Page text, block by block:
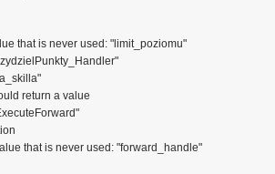
that is never used: "limit_poziomu"
return a value
that is never used: "forward_handle"